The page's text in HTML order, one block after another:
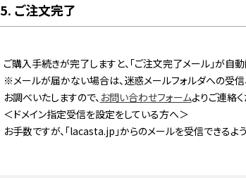
5. ご注文完了
ご購入手続きが完了しますと、「ご注文完了メール」が自
※メールが届かない場合は、迷惑メールフォルダへの受信
お調べいたしますので、 お問い合わせフォームよりご連絡く
＜ドメイン指定受信を設定をしている方へ＞
お手数ですが、「lacasta.jp」からのメールを受信できるよ